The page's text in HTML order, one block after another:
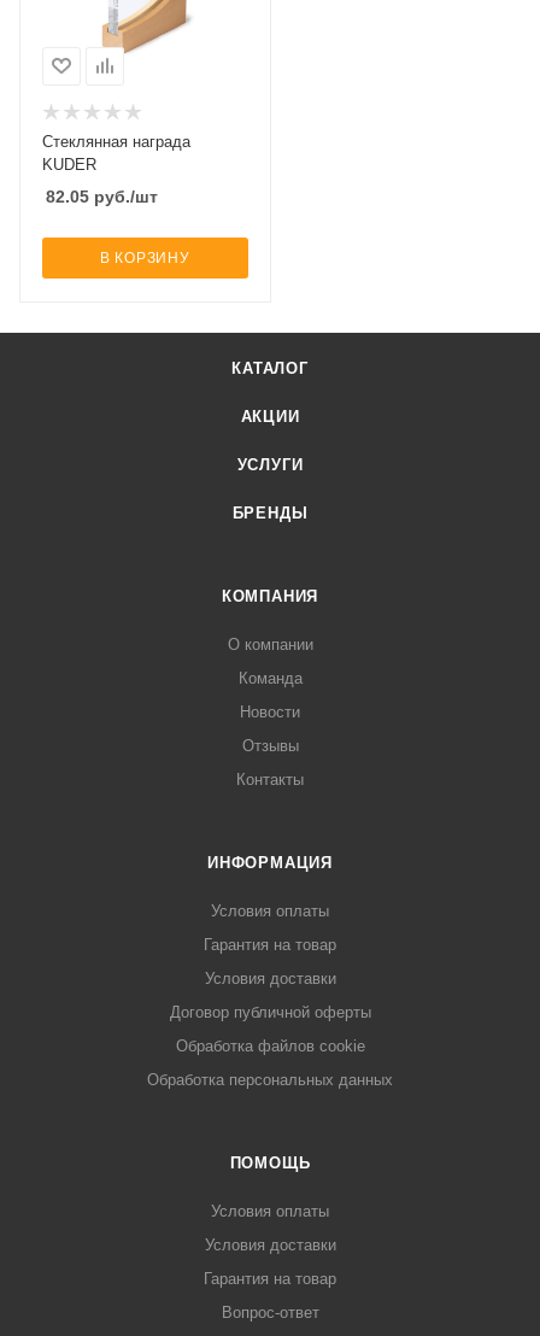
Стеклянная награда
KUDER
82.05 руб./шт
В КОРЗИНУ
КАТАЛОГ
АКЦИИ
УСЛУГИ
БРЕНДЫ
КОМПАНИЯ
О компании
Команда
Новости
Отзывы
Контакты
ИНФОРМАЦИЯ
Условия оплаты
Гарантия на товар
Условия доставки
Договор публичной оферты
Обработка файлов cookie
Обработка персональных данных
ПОМОЩЬ
Условия оплаты
Условия доставки
Гарантия на товар
Вопрос-ответ